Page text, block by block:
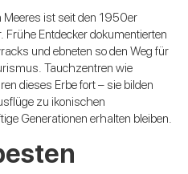
Meeres ist seit den 1950er
Frühe Entdecker dokumentierten
und ebneten so den Weg für
Tauchzentren wie
dieses Erbe fort – sie bilden
zu ikonischen
Generationen erhalten bleiben.